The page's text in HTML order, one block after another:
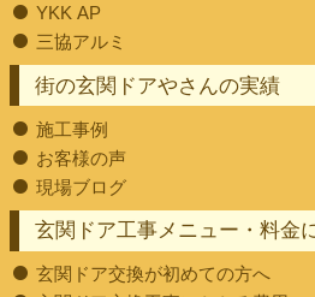
街の玄関ドアやさんの実績
施工事例
お客様の声
現場ブログ
玄関ドア工事メニュー・料金
玄関ドア交換が初めての方へ
YKK AP
三協アルミ